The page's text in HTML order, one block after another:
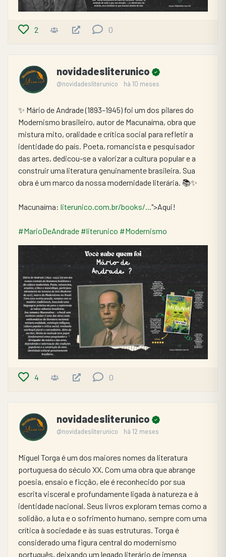
2 0
novidadesliterunico
@novidadesliterunico há 10 meses
✨ Mário de Andrade (1893–1945) foi um dos pilares do
Modernismo brasileiro, autor de Macunaíma, obra que
mistura mito, oralidade e crítica social para refletir a
identidade do país. Poeta, romancista e pesquisador
das artes, dedicou-se a valorizar a cultura popular e a
construir uma literatura genuinamente brasileira. Sua
obra é um marco da nossa modernidade literária. 📚✨
Macunaíma: literunico.com.br/books/...">Aqui!
#MarioDeAndrade #literunico #Modernismo
4 0
novidadesliterunico
@novidadesliterunico há 12 meses
Miguel Torga é um dos maiores nomes da literatura
portuguesa do século XX. Com uma obra que abrange
poesia, ensaio e ficção, ele é reconhecido por sua
escrita visceral e profundamente ligada à natureza e à
identidade nacional. Seus livros exploram temas como a
solidão, a luta e o sofrimento humano, sempre com uma
crítica à sociedade e às suas estruturas. Torga é
considerado uma figura central do modernismo
português, deixando um legado literário de imensa